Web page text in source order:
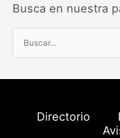
Busca en nuestra
u
s
Directorio